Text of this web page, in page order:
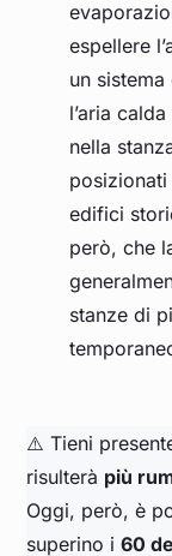
espellere
un
l’aria
nella
edifici
però, che
stanze di
⚠️ Tieni
risulterà più
Oggi, però, è
superino i60